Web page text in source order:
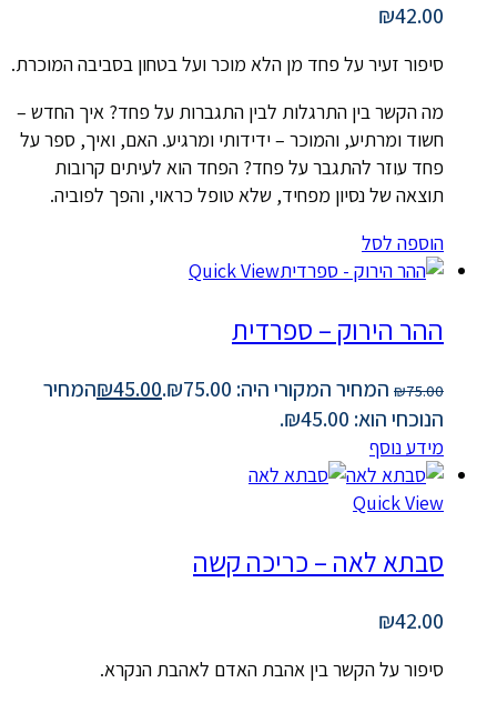
₪42.00
סיפור זעיר על פחד מן הלא מוכר ועל בטחון בסביבה המוכרת.
מה הקשר בין התרגלות לבין התגברות על פחד? איך החדש –
חשוד ומרתיע, והמוכר – ידידותי ומרגיע. האם, ואיך, ספר על
פחד עוזר להתגבר על פחד? הפחד הוא לעיתים קרובות
תוצאה של נסיון מפחיד, שלא טופל כראוי, והפך לפוביה.
הוספה לסל
Quick View
ההר הירוק – ספרדית
₪75.00 המחיר המקורי היה: ₪75.00. ₪45.00
המחיר
הנוכחי הוא: ₪45.00.
מידע נוסף
Quick View
סבתא לאה – כריכה קשה
₪42.00
סיפור על הקשר בין אהבת האדם לאהבת הנקרא.